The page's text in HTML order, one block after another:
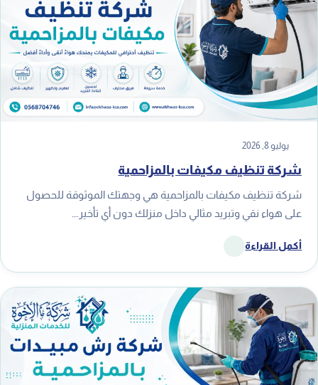
يوليو 8, 2026
شركة تنظيف مكيفات بالمزاحمية
شركة تنظيف مكيفات بالمزاحمية هي وجهتك الموثوقة للحصول
على هواء نقي وتبريد مثالي داخل منزلك دون أي تأخير.…
أكمل القراءة